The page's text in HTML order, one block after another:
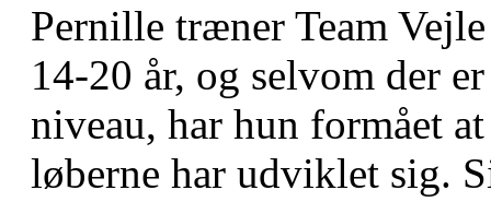
Pernille træner Team
14-20 år, og selvom der
niveau, har hun formået
løberne har udviklet sig.